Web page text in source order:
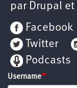
par Drupal et
Facebook
Twitter
Podcasts
Username